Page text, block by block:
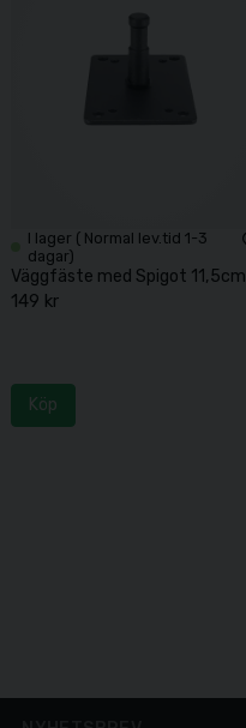
I lager ( Normal lev.tid 1-3
dagar)
Väggfäste med Spigot 11,5cm
149 kr
Köp